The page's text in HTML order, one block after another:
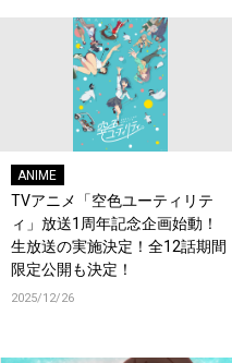
ANIME
TVアニメ「空色ユーティリテ
ィ」放送1周年記念企画始動！
生放送の実施決定！全12話期間
限定公開も決定！
2025/12/26